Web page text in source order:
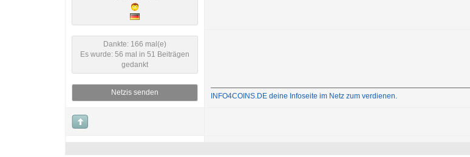
Dankte: 166 mal(e)
Es wurde: 56 mal in 51 Beiträgen
gedankt
Netzis senden INFO4COINS.DE deine Infoseite im Netz zum verdienen.